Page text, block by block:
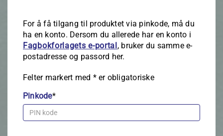
For å få tilgang til produktet via pinkode, må du
ha en konto. Dersom du allerede har en konto i
Fagbokforlagets e‑portal, bruker du samme e-
postadresse og passord her.
Felter markert med *er obligatoriske
Pinkode*